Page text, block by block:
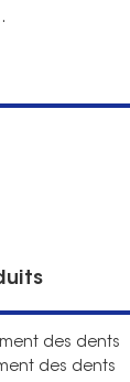
acheter
des dents
des dents